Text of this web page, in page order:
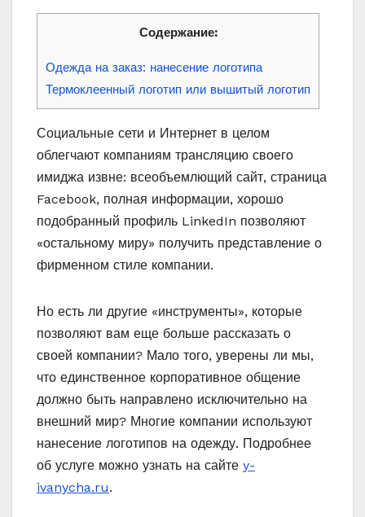
Содержание:
Одежда на заказ: нанесение логотипа
Термоклеенный логотип или вышитый логотип
Социальные сети и Интернет в целом
облегчают компаниям трансляцию своего
имиджа извне: всеобъемлющий сайт, страница
Facebook, полная информации, хорошо
подобранный профиль LinkedIn позволяют
«остальному миру» получить представление о
фирменном стиле компании.
Но есть ли другие «инструменты», которые
позволяют вам еще больше рассказать о
своей компании? Мало того, уверены ли мы,
что единственное корпоративное общение
должно быть направлено исключительно на
внешний мир? Многие компании используют
нанесение логотипов на одежду. Подробнее
об услуге можно узнать на сайте y-
ivanycha.ru.